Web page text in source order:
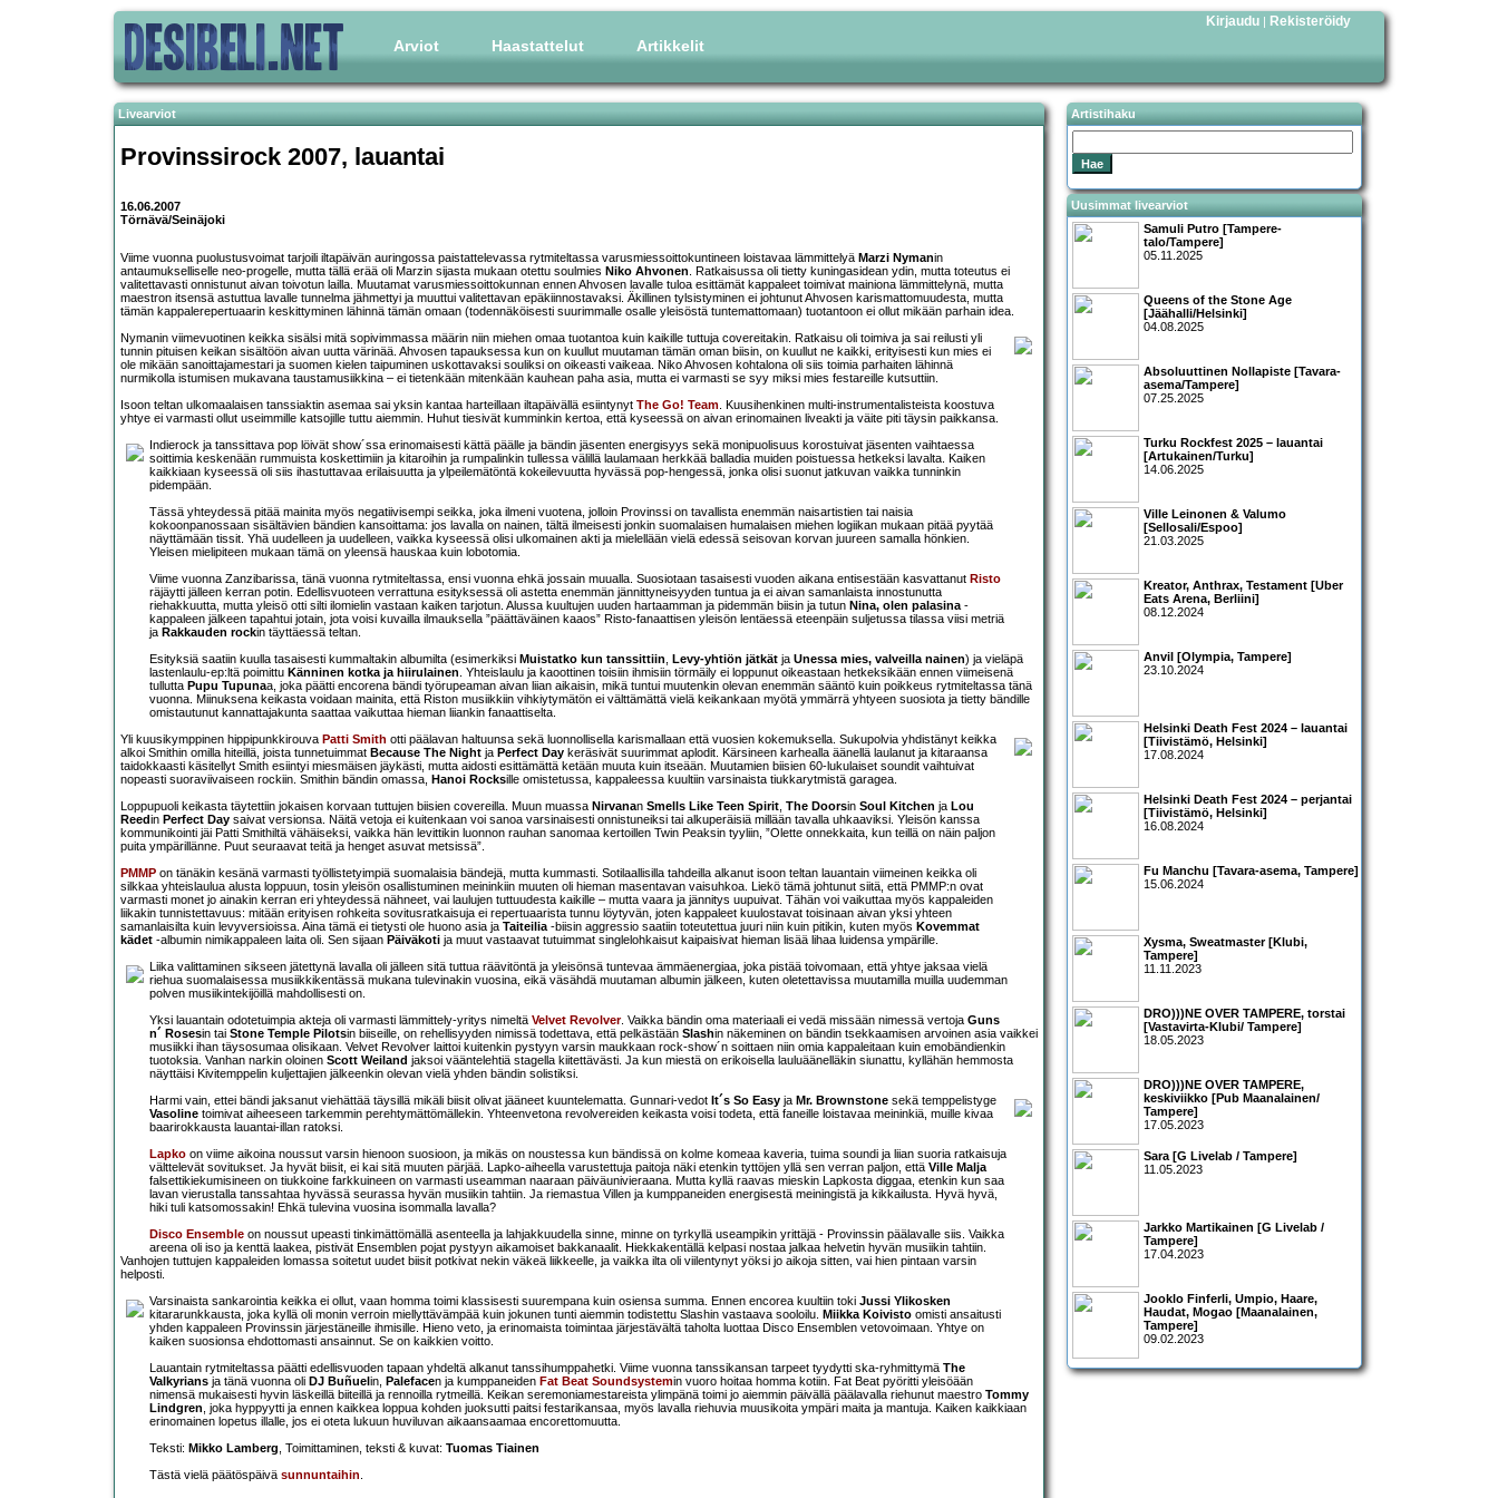
Arviot Haastattelut Artikkelit
Kirjaudu | Rekisteröidy
Livearviot
Provinssirock 2007, lauantai
16.06.2007
Törnävä/Seinäjoki
Viime vuonna puolustusvoimat tarjoili iltapäivän auringossa paistattelevassa rytmiteltassa varusmiessoittokuntineen loistavaa lämmittelyä Marzi Nymanin
antaumukselliselle neo-progelle, mutta tällä erää oli Marzin sijasta mukaan otettu soulmies Niko Ahvonen. Ratkaisussa oli tietty kuningasidean ydin, mutta toteutus ei
valitettavasti onnistunut aivan toivotun lailla. Muutamat varusmiessoittokunnan ennen Ahvosen lavalle tuloa esittämät kappaleet toimivat mainiona lämmittelynä, mutta
maestron itsensä astuttua lavalle tunnelma jähmettyi ja muuttui valitettavan epäkiinnostavaksi. Äkillinen tylsistyminen ei johtunut Ahvosen karismattomuudesta, mutta
tämän kappalerepertuaarin keskittyminen lähinnä tämän omaan (todennäköisesti suurimmalle osalle yleisöstä tuntemattomaan) tuotantoon ei ollut mikään parhain idea.
Nymanin viimevuotinen keikka sisälsi mitä sopivimmassa määrin niin miehen omaa tuotantoa kuin kaikille tuttuja covereitakin. Ratkaisu oli toimiva ja sai reilusti yli
tunnin pituisen keikan sisältöön aivan uutta värinää. Ahvosen tapauksessa kun on kuullut muutaman tämän oman biisin, on kuullut ne kaikki, erityisesti kun mies ei
ole mikään sanoittajamestari ja suomen kielen taipuminen uskottavaksi souliksi on oikeasti vaikeaa. Niko Ahvosen kohtalona oli siis toimia parhaiten lähinnä
nurmikolla istumisen mukavana taustamusiikkina – ei tietenkään mitenkään kauhean paha asia, mutta ei varmasti se syy miksi mies festareille kutsuttiin.
Isoon teltan ulkomaalaisen tanssiaktin asemaa sai yksin kantaa harteillaan iltapäivällä esiintynyt The Go! Team. Kuusihenkinen multi-instrumentalisteista koostuva
yhtye ei varmasti ollut useimmille katsojille tuttu aiemmin. Huhut tiesivät kumminkin kertoa, että kyseessä on aivan erinomainen liveakti ja väite piti täysin paikkansa.
Indierock ja tanssittava pop löivät show´ssa erinomaisesti kättä päälle ja bändin jäsenten energisyys sekä monipuolisuus korostuivat jäsenten vaihtaessa
soittimia keskenään rummuista koskettimiin ja kitaroihin ja rumpalinkin tullessa välillä laulamaan herkkää balladia muiden poistuessa hetkeksi lavalta. Kaiken
kaikkiaan kyseessä oli siis ihastuttavaa erilaisuutta ja ylpeilemätöntä kokeilevuutta hyvässä pop-hengessä, jonka olisi suonut jatkuvan vaikka tunninkin
pidempään.
Tässä yhteydessä pitää mainita myös negatiivisempi seikka, joka ilmeni vuotena, jolloin Provinssi on tavallista enemmän naisartistien tai naisia
kokoonpanossaan sisältävien bändien kansoittama: jos lavalla on nainen, tältä ilmeisesti jonkin suomalaisen humalaisen miehen logiikan mukaan pitää pyytää
näyttämään tissit. Yhä uudelleen ja uudelleen, vaikka kyseessä olisi ulkomainen akti ja mielellään vielä edessä seisovan korvan juureen samalla hönkien.
Yleisen mielipiteen mukaan tämä on yleensä hauskaa kuin lobotomia.
Viime vuonna Zanzibarissa, tänä vuonna rytmiteltassa, ensi vuonna ehkä jossain muualla. Suosiotaan tasaisesti vuoden aikana entisestään kasvattanut Risto
räjäytti jälleen kerran potin. Edellisvuoteen verrattuna esityksessä oli astetta enemmän jännittyneisyyden tuntua ja ei aivan samanlaista innostunutta
riehakkuutta, mutta yleisö otti silti ilomielin vastaan kaiken tarjotun. Alussa kuultujen uuden hartaamman ja pidemmän biisin ja tutun Nina, olen palasina-
kappaleen jälkeen tapahtui jotain, jota voisi kuvailla ilmauksella ”päättäväinen kaaos” Risto-fanaattisen yleisön lentäessä eteenpäin suljetussa tilassa viisi metriä
ja Rakkauden rockin täyttäessä teltan.
Esityksiä saatiin kuulla tasaisesti kummaltakin albumilta (esimerkiksi Muistatko kun tanssittiin, Levy-yhtiön jätkät ja Unessa mies, valveilla nainen) ja vieläpä
lastenlaulu-ep:ltä poimittu Känninen kotka ja hiirulainen. Yhteislaulu ja kaoottinen toisiin ihmisiin törmäily ei loppunut oikeastaan hetkeksikään ennen viimeisenä
tullutta Pupu Tupunaa, joka päätti encorena bändi työrupeaman aivan liian aikaisin, mikä tuntui muutenkin olevan enemmän sääntö kuin poikkeus rytmiteltassa tänä
vuonna. Miinuksena keikasta voidaan mainita, että Riston musiikkiin vihkiytymätön ei välttämättä vielä keikankaan myötä ymmärrä yhtyeen suosiota ja tietty bändille
omistautunut kannattajakunta saattaa vaikuttaa hieman liiankin fanaattiselta.
Yli kuusikymppinen hippipunkkirouva Patti Smith otti päälavan haltuunsa sekä luonnollisella karismallaan että vuosien kokemuksella. Sukupolvia yhdistänyt keikka
alkoi Smithin omilla hiteillä, joista tunnetuimmat Because The Night ja Perfect Day keräsivät suurimmat aplodit. Kärsineen karhealla äänellä laulanut ja kitaraansa
taidokkaasti käsitellyt Smith esiintyi miesmäisen jäykästi, mutta aidosti esittämättä ketään muuta kuin itseään. Muutamien biisien 60-lukulaiset soundit vaihtuivat
nopeasti suoraviivaiseen rockiin. Smithin bändin omassa, Hanoi Rocksille omistetussa, kappaleessa kuultiin varsinaista tiukkarytmistä garagea.
Loppupuoli keikasta täytettiin jokaisen korvaan tuttujen biisien covereilla. Muun muassa Nirvanan Smells Like Teen Spirit, The Doorsin Soul Kitchen ja Lou
Reedin Perfect Day saivat versionsa. Näitä vetoja ei kuitenkaan voi sanoa varsinaisesti onnistuneiksi tai alkuperäisiä millään tavalla uhkaaviksi. Yleisön kanssa
kommunikointi jäi Patti Smithiltä vähäiseksi, vaikka hän levittikin luonnon rauhan sanomaa kertoillen Twin Peaksin tyyliin, ”Olette onnekkaita, kun teillä on näin paljon
puita ympärillänne. Puut seuraavat teitä ja henget asuvat metsissä”.
PMMP on tänäkin kesänä varmasti työllistetyimpiä suomalaisia bändejä, mutta kummasti. Sotilaallisilla tahdeilla alkanut isoon teltan lauantain viimeinen keikka oli
silkkaa yhteislaulua alusta loppuun, tosin yleisön osallistuminen meininkiin muuten oli hieman masentavan vaisuhkoa. Liekö tämä johtunut siitä, että PMMP:n ovat
varmasti monet jo ainakin kerran eri yhteydessä nähneet, vai laulujen tuttuudesta kaikille – mutta vaara ja jännitys uupuivat. Tähän voi vaikuttaa myös kappaleiden
liikakin tunnistettavuus: mitään erityisen rohkeita sovitusratkaisuja ei repertuaarista tunnu löytyvän, joten kappaleet kuulostavat toisinaan aivan yksi yhteen
samanlaisilta kuin levyversioissa. Aina tämä ei tietysti ole huono asia ja Taiteilia-biisin aggressio saatiin toteutettua juuri niin kuin pitikin, kuten myös Kovemmat
kädet -albumin nimikappaleen laita oli. Sen sijaan Päiväkoti ja muut vastaavat tutuimmat singlelohkaisut kaipaisivat hieman lisää lihaa luidensa ympärille.
Liika valittaminen sikseen jätettynä lavalla oli jälleen sitä tuttua räävitöntä ja yleisönsä tuntevaa ämmäenergiaa, joka pistää toivomaan, että yhtye jaksaa vielä
riehua suomalaisessa musiikkikentässä mukana tulevinakin vuosina, eikä väsähdä muutaman albumin jälkeen, kuten oletettavissa muutamilla muilla uudemman
polven musiikintekijöillä mahdollisesti on.
Yksi lauantain odotetuimpia akteja oli varmasti lämmittely-yritys nimeltä Velvet Revolver. Vaikka bändin oma materiaali ei vedä missään nimessä vertoja Guns
n´ Rosesin tai Stone Temple Pilotsin biiseille, on rehellisyyden nimissä todettava, että pelkästään Slashin näkeminen on bändin tsekkaamisen arvoinen asia vaikkei
musiikki ihan täysosumaa olisikaan. Velvet Revolver laittoi kuitenkin pystyyn varsin maukkaan rock-show´n soittaen niin omia kappaleitaan kuin emobändienkin
tuotoksia. Vanhan narkin oloinen Scott Weiland jaksoi vääntelehtiä stagella kiitettävästi. Ja kun miestä on erikoisella lauluäänelläkin siunattu, kyllähän hemmosta
näyttäisi Kivitemppelin kuljettajien jälkeenkin olevan vielä yhden bändin solistiksi.
Harmi vain, ettei bändi jaksanut viehättää täysillä mikäli biisit olivat jääneet kuuntelematta. Gunnari-vedot It´s So Easy ja Mr. Brownstone sekä temppelistyge
Vasoline toimivat aiheeseen tarkemmin perehtymättömällekin. Yhteenvetona revolvereiden keikasta voisi todeta, että faneille loistavaa meininkiä, muille kivaa
baarirokkausta lauantai-illan ratoksi.
Lapko on viime aikoina noussut varsin hienoon suosioon, ja mikäs on noustessa kun bändissä on kolme komeaa kaveria, tuima soundi ja liian suoria ratkaisuja
välttelevät sovitukset. Ja hyvät biisit, ei kai sitä muuten pärjää. Lapko-aiheella varustettuja paitoja näki etenkin tyttöjen yllä sen verran paljon, että Ville Malja
falsettikiekumisineen on tiukkoine farkkuineen on varmasti useamman naaraan päiväunivieraana. Mutta kyllä raavas mieskin Lapkosta diggaa, etenkin kun saa
lavan vierustalla tanssahtaa hyvässä seurassa hyvän musiikin tahtiin. Ja riemastua Villen ja kumppaneiden energisestä meiningistä ja kikkailusta. Hyvä hyvä,
hiki tuli katsomossakin! Ehkä tulevina vuosina isommalla lavalla?
Disco Ensemble on noussut upeasti tinkimättömällä asenteella ja lahjakkuudella sinne, minne on tyrkyllä useampikin yrittäjä - Provinssin päälavalle siis. Vaikka
areena oli iso ja kenttä laakea, pistivät Ensemblen pojat pystyyn aikamoiset bakkanaalit. Hiekkakentällä kelpasi nostaa jalkaa helvetin hyvän musiikin tahtiin.
Vanhojen tuttujen kappaleiden lomassa soitetut uudet biisit potkivat nekin väkeä liikkeelle, ja vaikka ilta oli viilentynyt yöksi jo aikoja sitten, vai hien pintaan varsin
helposti.
Varsinaista sankarointia keikka ei ollut, vaan homma toimi klassisesti suurempana kuin osiensa summa. Ennen encorea kuultiin toki Jussi Ylikosken
kitararunkkausta, joka kyllä oli monin verroin miellyttävämpää kuin jokunen tunti aiemmin todistettu Slashin vastaava sooloilu. Miikka Koivisto omisti ansaitusti
yhden kappaleen Provinssin järjestäneille ihmisille. Hieno veto, ja erinomaista toimintaa järjestävältä taholta luottaa Disco Ensemblen vetovoimaan. Yhtye on
kaiken suosionsa ehdottomasti ansainnut. Se on kaikkien voitto.
Lauantain rytmiteltassa päätti edellisvuoden tapaan yhdeltä alkanut tanssihumppahetki. Viime vuonna tanssikansan tarpeet tyydytti ska-ryhmittymä The
Valkyrians ja tänä vuonna oli DJ Buñuel in, Palefacen ja kumppaneiden Fat Beat Soundsystemin vuoro hoitaa homma kotiin. Fat Beat pyöritti yleisöään
nimensä mukaisesti hyvin läskeillä biiteillä ja rennoilla rytmeillä. Keikan seremoniamestareista ylimpänä toimi jo aiemmin päivällä päälavalla riehunut maestro Tommy
Lindgren, joka hyppyytti ja ennen kaikkea loppua kohden juoksutti paitsi festarikansaa, myös lavalla riehuvia muusikoita ympäri maita ja mantuja. Kaiken kaikkiaan
erinomainen lopetus illalle, jos ei oteta lukuun huviluvan aikaansaamaa encorettomuutta.
Teksti: Mikko Lamberg, Toimittaminen, teksti & kuvat: Tuomas Tiainen
Tästä vielä päätöspäivä sunnuntaihin.
Artistihaku
Uusimmat livearviot
Samuli Putro [Tampere-
talo/Tampere]
05.11.2025
Queens of the Stone Age
[Jäähalli/Helsinki]
04.08.2025
Absoluuttinen Nollapiste [Tavara-
asema/Tampere]
07.25.2025
Turku Rockfest 2025 – lauantai
[Artukainen/Turku]
14.06.2025
Ville Leinonen & Valumo
[Sellosali/Espoo]
21.03.2025
Kreator, Anthrax, Testament [Uber
Eats Arena, Berliini]
08.12.2024
Anvil [Olympia, Tampere]
23.10.2024
Helsinki Death Fest 2024 – lauantai
[Tiivistämö, Helsinki]
17.08.2024
Helsinki Death Fest 2024 – perjantai
[Tiivistämö, Helsinki]
16.08.2024
Fu Manchu [Tavara-asema, Tampere]
15.06.2024
Xysma, Sweatmaster [Klubi,
Tampere]
11.11.2023
DRO)))NE OVER TAMPERE, torstai
[Vastavirta-Klubi/ Tampere]
18.05.2023
DRO)))NE OVER TAMPERE,
keskiviikko [Pub Maanalainen/
Tampere]
17.05.2023
Sara [G Livelab / Tampere]
11.05.2023
Jarkko Martikainen [G Livelab /
Tampere]
17.04.2023
Jooklo Finferli, Umpio, Haare,
Haudat, Mogao [Maanalainen,
Tampere]
09.02.2023